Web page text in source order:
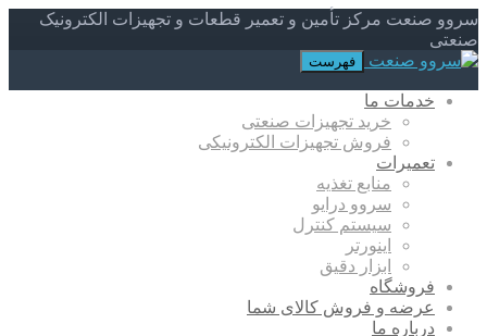
سروو صنعت مرکز تأمین و تعمیر قطعات و تجهیزات الکترونیک
صنعتی
فهرست
خدمات ما
خرید تجهیزات صنعتی
فروش تجهیزات الکترونیکی
تعمیرات
منابع تغذیه
سروو درایو
سیستم کنترل
اینورتر
ابزار دقیق
فروشگاه
عرضه و فروش کالای شما
درباره ما